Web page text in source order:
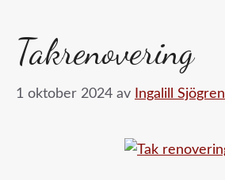
Takrenovering
1 oktober 2024 av Ingalill Sjögren